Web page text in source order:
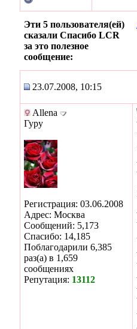
Эти 5 пользователя(ей)
сказали Спасибо LCR
за это полезное
сообщение:
23.07.2008, 10:15
Allena
Гуру
Регистрация: 03.06.2008
Адрес: Москва
Сообщений: 5,173
Спасибо: 14,185
Поблагодарили 6,385
раз(а) в 1,659
сообщениях
Репутация: 13112